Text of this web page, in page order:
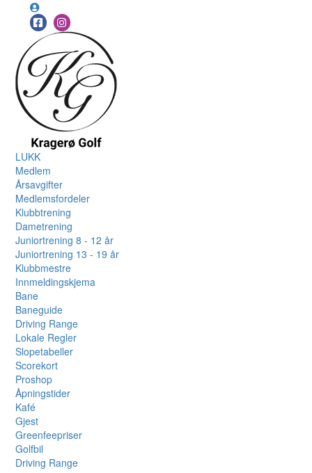
LUKK
Medlem
Årsavgifter
Medlemsfordeler
Klubbtrening
Dametrening
Juniortrening 8 - 12 år
Juniortrening 13 - 19 år
Klubbmestre
Innmeldingskjema
Bane
Baneguide
Driving Range
Lokale Regler
Slopetabeller
Scorekort
Proshop
Åpningstider
Kafé
Gjest
Greenfeepriser
Golfbil
Driving Range